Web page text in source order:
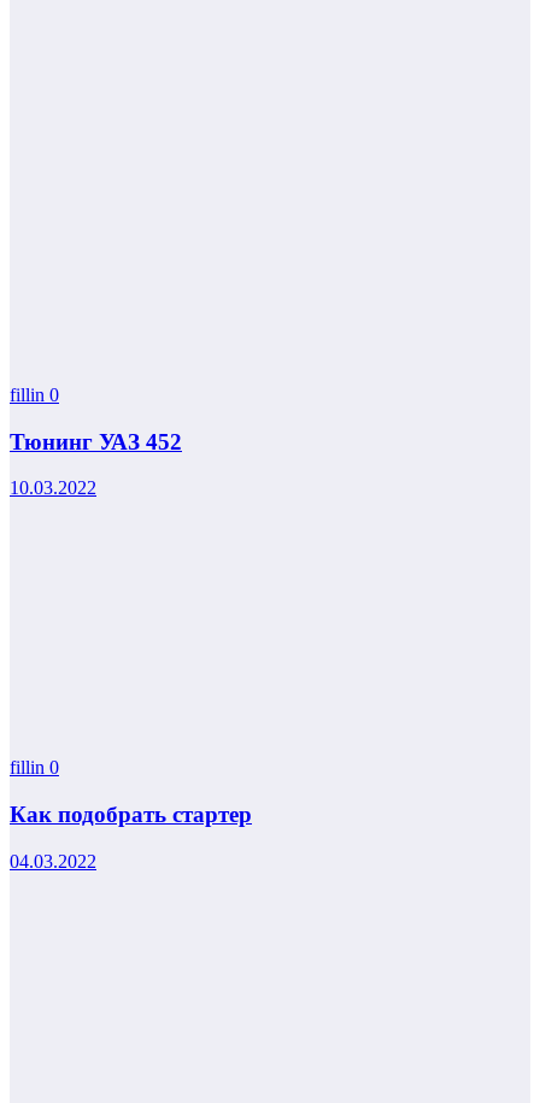
fillin 0
Тюнинг УАЗ 452
10.03.2022
fillin 0
Как подобрать стартер
04.03.2022